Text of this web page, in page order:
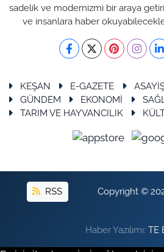
sadelik ve modernizmi bir araya
ve insanlara haber
KEŞAN E-GAZETE
GÜNDEM
EKONOMİ
TARIM VE HAYVANCILIK
RSS Copyright ©
Haber Yazılımı: TE